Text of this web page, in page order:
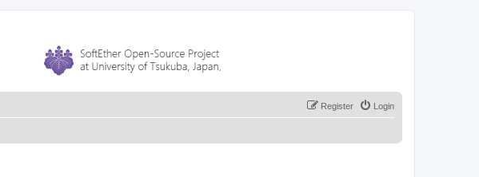
Login
Register